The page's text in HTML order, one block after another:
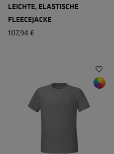
LEICHTE, ELASTISCHE
FLEECEJACKE
107,94 €